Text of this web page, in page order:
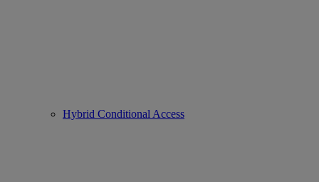
Hybrid Conditional Access